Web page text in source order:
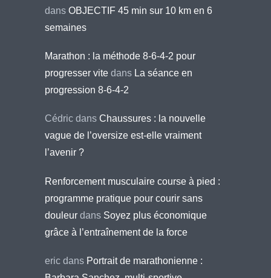
dans OBJECTIF 45 min sur 10 km en 6
semaines
Marathon : la méthode 8-6-4-2 pour
progresser vite dans La séance en
progression 8-6-4-2
Cédric dans Chaussures : la nouvelle
vague de l’oversize est-elle vraiment
l’avenir ?
Renforcement musculaire course à pied :
programme pratique pour courir sans
douleur dans Soyez plus économique
grâce à l’entraînement de la force
eric dans Portrait de marathonienne :